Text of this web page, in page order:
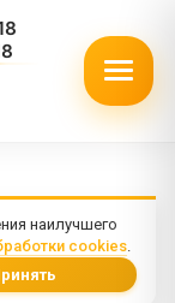
наилучшего
cookies.